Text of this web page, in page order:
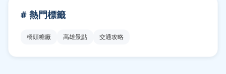
# 熱門標籤
橋頭糖廠 高雄景點 交通攻略